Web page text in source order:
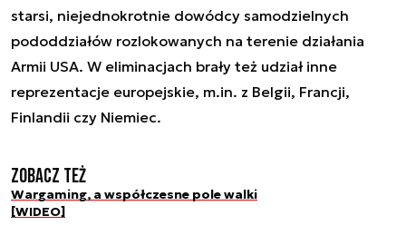
starsi, niejednokrotnie dowódcy samodzielnych
pododdziałów rozlokowanych na terenie działania
Armii USA. W eliminacjach brały też udział inne
reprezentacje europejskie, m.in. z Belgii, Francji,
Finlandii czy Niemiec.
Zobacz też
Wargaming, a współczesne pole walki
[WIDEO]